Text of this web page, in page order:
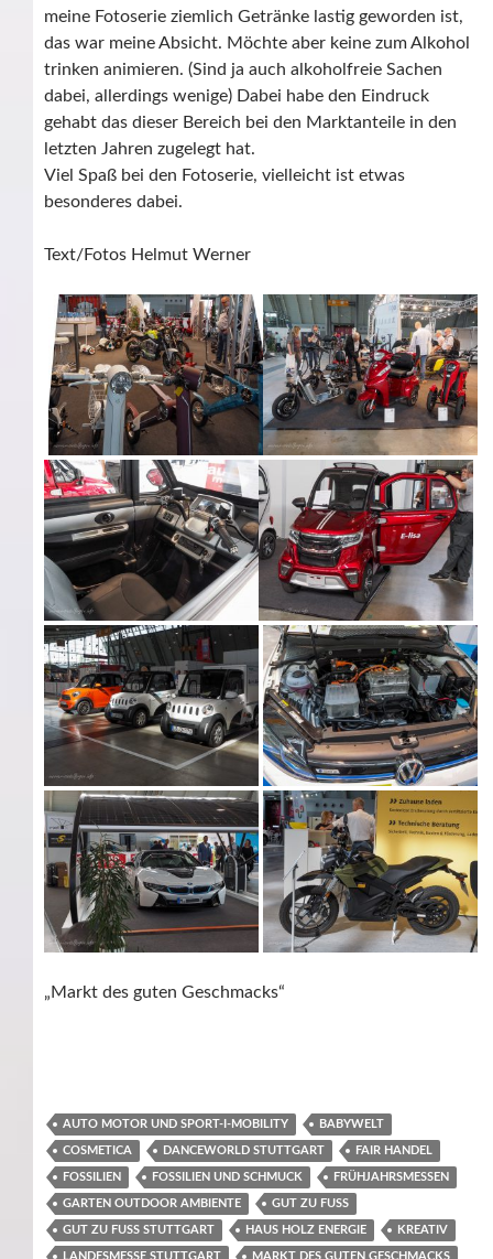
meine Fotoserie ziemlich Getränke lastig geworden ist,
das war meine Absicht. Möchte aber keine zum Alkohol
trinken animieren. (Sind ja auch alkoholfreie Sachen
dabei, allerdings wenige) Dabei habe den Eindruck
gehabt das dieser Bereich bei den Marktanteile in den
letzten Jahren zugelegt hat.
Viel Spaß bei den Fotoserie, vielleicht ist etwas
besonderes dabei.
Text/Fotos Helmut Werner
„Markt des guten Geschmacks“
AUTO MOTOR UND SPORT-I-MOBILITY BABYWELT
COSMETICA DANCEWORLD STUTTGART FAIR HANDEL
FOSSILIEN FOSSILIEN UND SCHMUCK FRÜHJAHRSMESSEN
GARTEN OUTDOOR AMBIENTE GUT ZU FUSS
GUT ZU FUSS STUTTGART HAUS HOLZ ENERGIE KREATIV
LANDESMESSE STUTTGART MARKT DES GUTEN GESCHMACKS